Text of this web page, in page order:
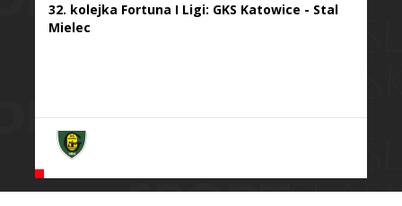
32. kolejka Fortuna I Ligi: GKS Katowice - Stal
Mielec